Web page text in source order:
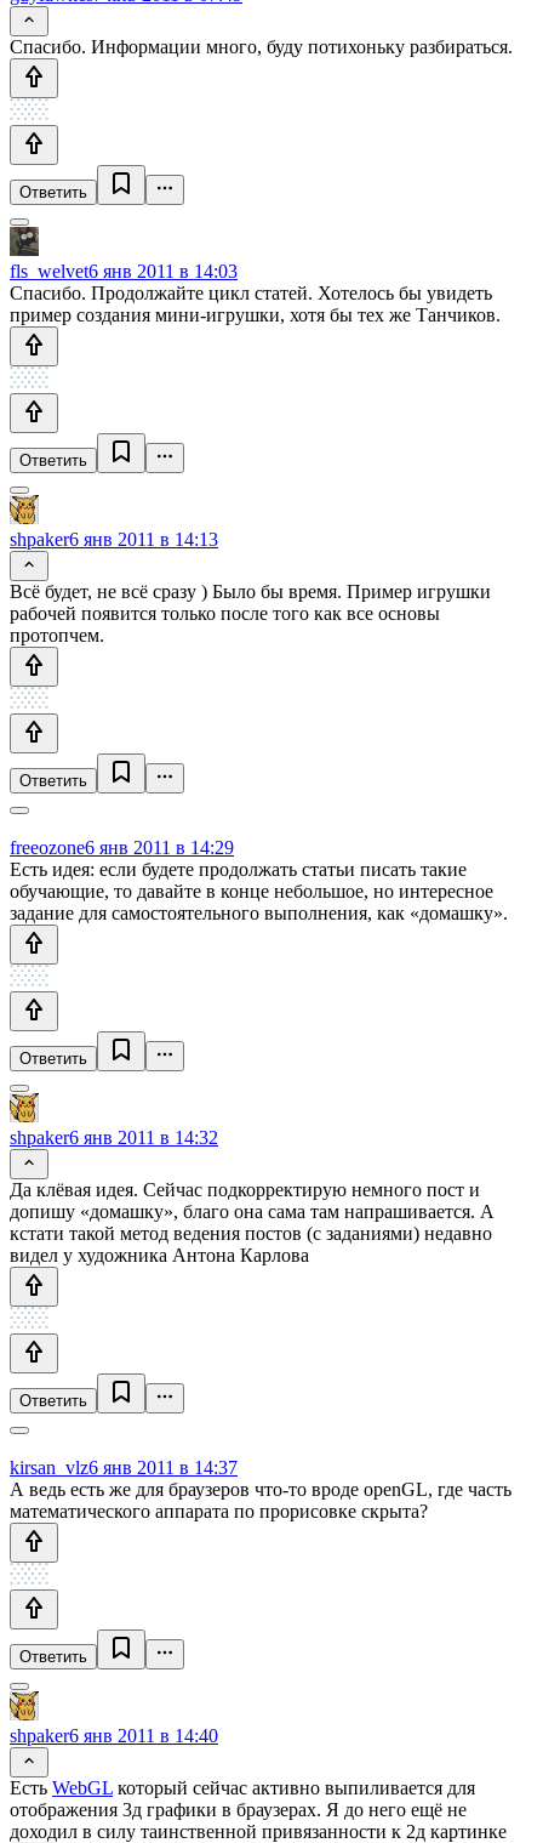
Спасибо. Информации много, буду потихоньку разбираться.
Ответить
fls_welvet6 янв 2011 в 14:03
Спасибо. Продолжайте цикл статей. Хотелось бы увидеть
пример создания мини-игрушки, хотя бы тех же Танчиков.
Ответить
shpaker6 янв 2011 в 14:13
Всё будет, не всё сразу ) Было бы время. Пример игрушки
рабочей появится только после того как все основы
протопчем.
Ответить
freeozone6 янв 2011 в 14:29
Есть идея: если будете продолжать статьи писать такие
обучающие, то давайте в конце небольшое, но интересное
задание для самостоятельного выполнения, как «домашку».
Ответить
shpaker6 янв 2011 в 14:32
Да клёвая идея. Сейчас подкорректирую немного пост и
допишу «домашку», благо она сама там напрашивается. А
кстати такой метод ведения постов (с заданиями) недавно
видел у художника Антона Карлова
Ответить
kirsan_vlz6 янв 2011 в 14:37
А ведь есть же для браузеров что-то вроде openGL, где часть
математического аппарата по прорисовке скрыта?
Ответить
shpaker6 янв 2011 в 14:40
Есть WebGL который сейчас активно выпиливается для
отображения 3д графики в браузерах. Я до него ещё не
доходил в силу таинственной привязанности к 2д картинке